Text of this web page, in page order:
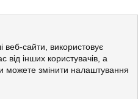
веб-сайти, використовує
інших користувачів, а
можете змінити налаштування